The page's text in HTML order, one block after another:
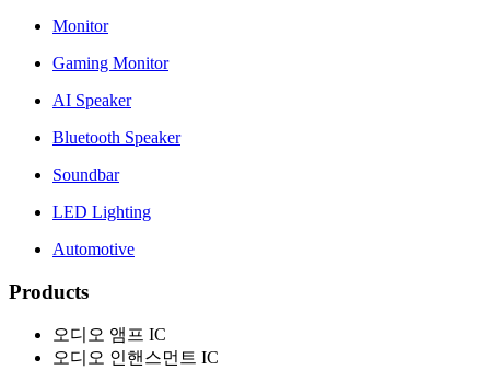
Monitor
Gaming Monitor
AI Speaker
Bluetooth Speaker
Soundbar
LED Lighting
Automotive
Products
오디오 앰프 IC
오디오 인핸스먼트 IC